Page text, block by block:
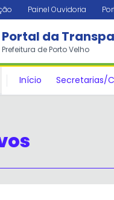
Painel Ouvidoria
Portal da
Prefeitura de Porto Velho
Início Secretarias/